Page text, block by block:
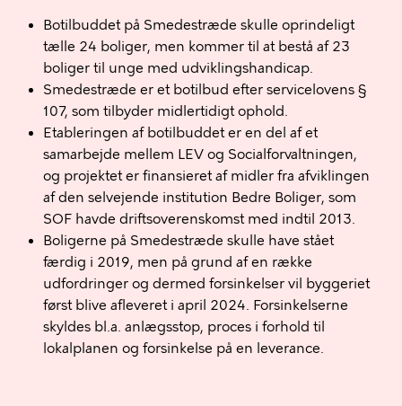
Botilbuddet på Smedestræde skulle oprindeligt
tælle 24 boliger, men kommer til at bestå af 23
boliger til unge med udviklingshandicap.
Smedestræde er et botilbud efter servicelovens §
107, som tilbyder midlertidigt ophold.
Etableringen af botilbuddet er en del af et
samarbejde mellem LEV og Socialforvaltningen,
og projektet er finansieret af midler fra afviklingen
af den selvejende institution Bedre Boliger, som
SOF havde driftsoverenskomst med indtil 2013.
Boligerne på Smedestræde skulle have stået
færdig i 2019, men på grund af en række
udfordringer og dermed forsinkelser vil byggeriet
først blive afleveret i april 2024. Forsinkelserne
skyldes bl.a. anlægsstop, proces i forhold til
lokalplanen og forsinkelse på en leverance.